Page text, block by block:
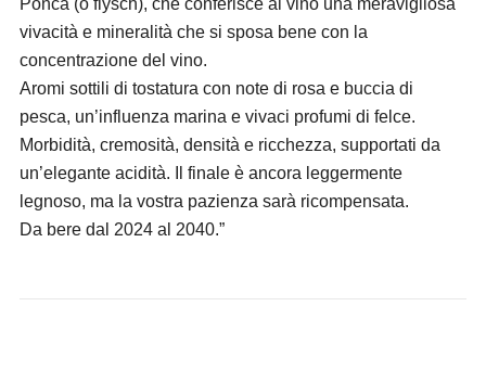
Ponca (o flysch), che conferisce al vino una meravigliosa
vivacità e mineralità che si sposa bene con la
concentrazione del vino.
Aromi sottili di tostatura con note di rosa e buccia di
pesca, un’influenza marina e vivaci profumi di felce.
Morbidità, cremosità, densità e ricchezza, supportati da
un’elegante acidità. Il finale è ancora leggermente
legnoso, ma la vostra pazienza sarà ricompensata.
Da bere dal 2024 al 2040.”